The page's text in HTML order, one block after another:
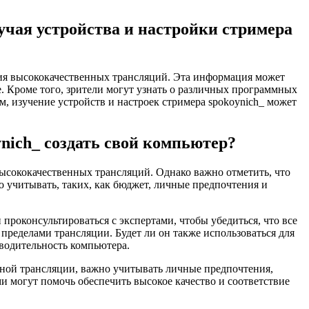
устройства и настройки стримера
высококачественных трансляций. Эта информация может
Кроме того, зрители могут узнать о различных программных
изучение устройств и настроек стримера spokoynich_ может
создать свой компьютер?
трансляций. Однако важно отметить, что
учитывать, таких, как бюджет, личные предпочтения и
с экспертами, чтобы убедиться, что все
трансляции. Будет ли он также использоваться для
компьютера.
трансляции, важно учитывать личные предпочтения,
помочь обеспечить высокое качество и соответствие